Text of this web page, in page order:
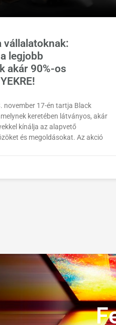
vállalatoknak:
legjobb
akár 90%-os
november 17-én tartja Black
keretében látványos, akár
kínálja az alapvető
és megoldásokat. Az akció